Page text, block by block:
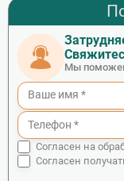
Мы
Согласен на
Согласен